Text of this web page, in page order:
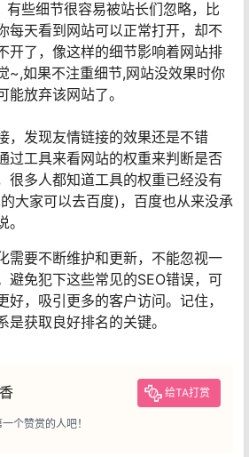
有些细节很容易被站长们忽略，比
每天看到网站可以正常打开，却不
开了，像这样的细节影响着网站排
~,如果不注重细节,网站没效果时你
放弃该网站了。
，发现友情链接的效果还是不错
过工具来看网站的权重来判断是否
很多人都知道工具的权重已经没有
大家可以去百度)，百度也从来没承
需要不断维护和更新，不能忽视一
避免犯下这些常见的SEO错误，可
好，吸引更多的客户访问。记住，
获取良好排名的关键。
给TA打赏
个赞赏的人吧！